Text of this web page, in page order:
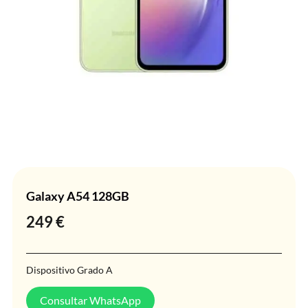
Galaxy A54 128GB
249€
Dispositivo Grado A
Consultar WhatsApp